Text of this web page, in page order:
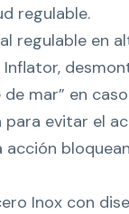
regulable.
regulable en
de mar” en
evitar el
acción
Inox con